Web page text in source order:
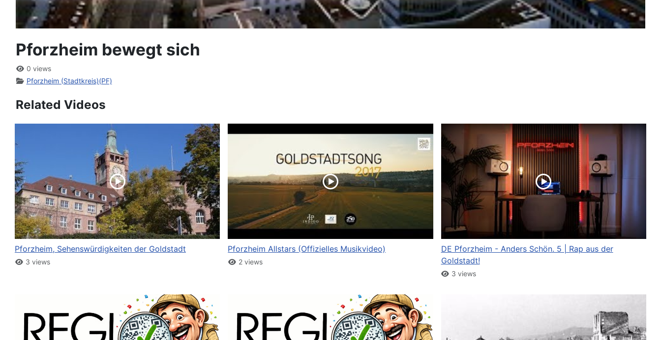
Pforzheim bewegt sich
0 views
Pforzheim (Stadtkreis)(PF)
Related Videos
Pforzheim, Sehenswürdigkeiten der Goldstadt
3 views
Pforzheim Allstars (Offizielles Musikvideo)
2 views
DE Pforzheim - Anders Schön. 5 | Rap aus der
Goldstadt!
3 views